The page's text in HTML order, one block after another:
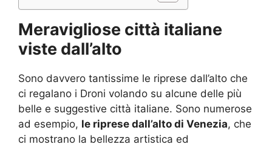
Meravigliose città italiane
viste dall’alto
Sono davvero tantissime le riprese dall’alto che
ci regalano i Droni volando su alcune delle più
belle e suggestive città italiane. Sono numerose
ad esempio, le riprese dall’alto di Venezia, che
ci mostrano la bellezza artistica ed